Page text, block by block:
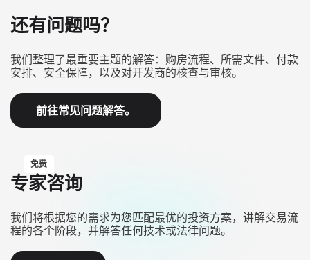
还有问题吗？
我们整理了最重要主题的解答：购房流程、所需文件、付款
安排、安全保障，以及对开发商的核查与审核。
前往常见问题解答。
免费
专家咨询
我们将根据您的需求为您匹配最优的投资方案，讲解交易流
程的各个阶段，并解答任何技术或法律问题。